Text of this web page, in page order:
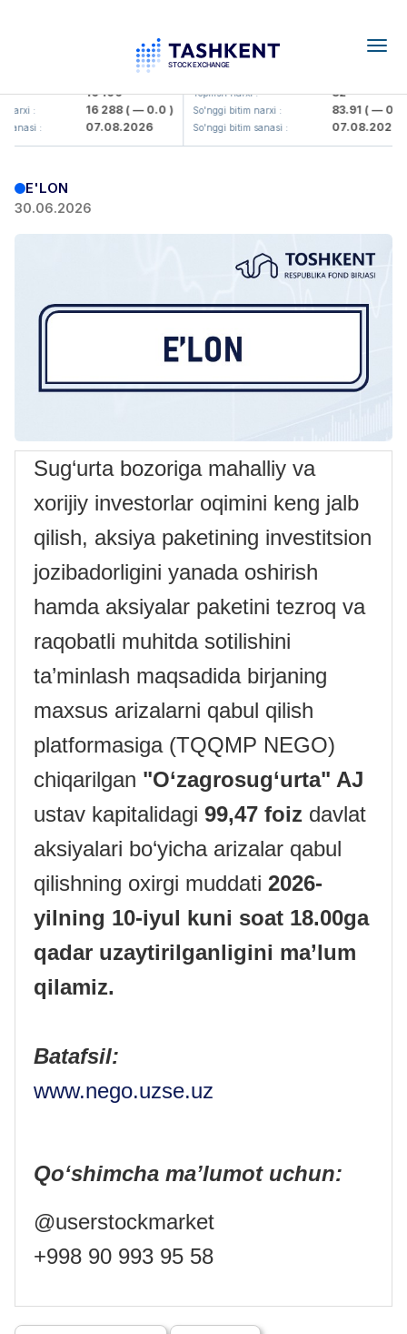
: 16 100
: 16 288( — 0.0 )
: 07.08.2026
KFSK (<Kafolat sug'urta
Yopilish narxi : 82
So'nggi bitim narxi : 83.91( — 0.0 )
So'nggi bitim sanasi : 07.08.2026
E'LON
30.06.2026
Sug‘urta bozoriga mahalliy va
xorijiy investorlar oqimini keng jalb
qilish, aksiya paketining investitsion
jozibadorligini yanada oshirish
hamda aksiyalar paketini tezroq va
raqobatli muhitda sotilishini
ta’minlash maqsadida birjaning
maxsus arizalarni qabul qilish
platformasiga (TQQMP NEGO)
chiqarilgan "O‘zagrosug‘urta" AJ
ustav kapitalidagi 99,47 foiz davlat
aksiyalari bo‘yicha arizalar qabul
qilishning oxirgi muddati 2026-
yilning 10-iyul kuni soat 18.00ga
qadar uzaytirilganligini ma’lum
qilamiz.
Batafsil:
www.nego.uzse.uz
Qo‘shimcha ma’lumot uchun:
@userstockmarket
+998 90 993 95 58